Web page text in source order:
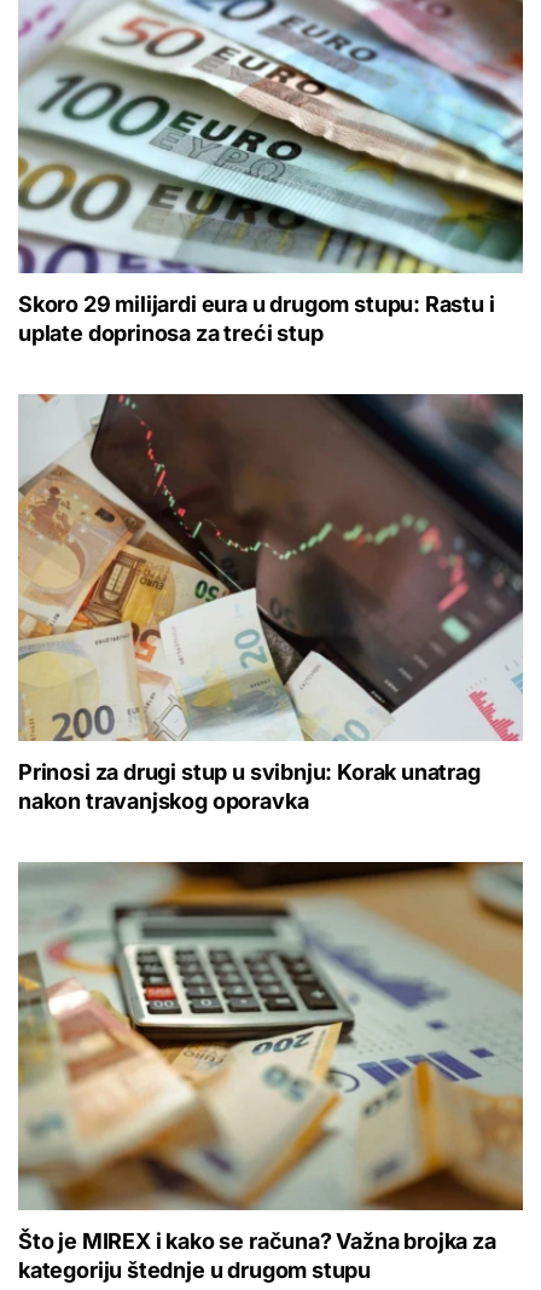
Skoro 29 milijardi eura u drugom stupu: Rastu i
uplate doprinosa za treći stup
Prinosi za drugi stup u svibnju: Korak unatrag
nakon travanjskog oporavka
Što je MIREX i kako se računa? Važna brojka za
kategoriju štednje u drugom stupu